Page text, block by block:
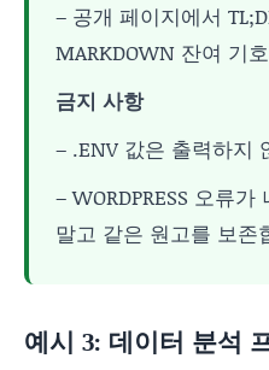
– 공개 페이지에서
MARKDOWN 잔여 기
금지 사항
– .ENV 값은 출력하지
– WORDPRESS 오류
말고 같은 원고를 보존
예시 3: 데이터 분석